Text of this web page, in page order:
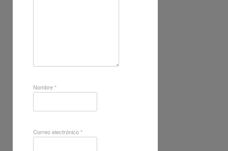
Nombre*
Correo electrónico*